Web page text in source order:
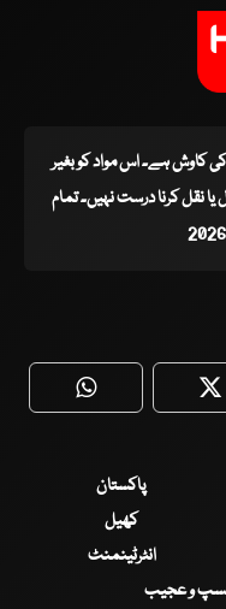
کی کاوش ہے۔ اس مواد کو بغیر
نقل کرنا درست نہیں۔ تمام
WhatsApp
پاکستان
کھیل
انٹرٹینمنٹ
و عجیب